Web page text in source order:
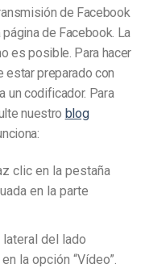
de Facebook
de Facebook. La
es posible. Para hacer
estar preparado con
un codificador. Para
nuestro blog
clic en la pestaña
en la parte
lateral del lado
la opción “Vídeo”.